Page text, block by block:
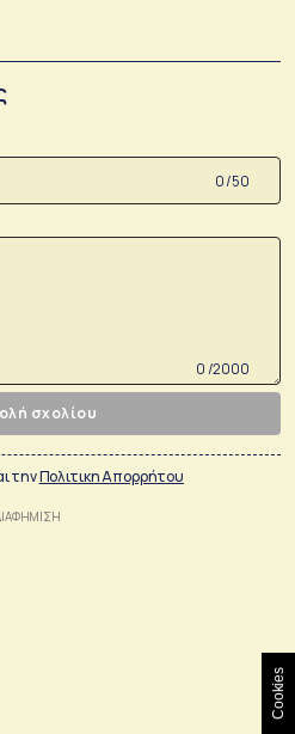
0 /50
0 /2000
σχολίου
τηνΠολιτικη Απορρήτου
Cookies